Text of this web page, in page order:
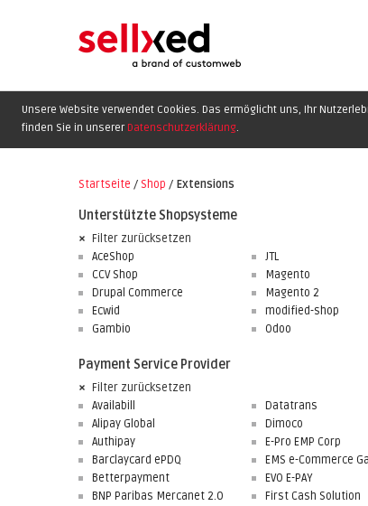
Unsere Website verwendet Cookies. Das ermöglicht uns, Ihr
finden Sie in unserer Datenschutzerklärung.
Startseite / Shop / Extensions
Unterstützte Shopsysteme
Filter zurücksetzen
AceShop
CCV Shop
Drupal Commerce
Ecwid
Gambio
JTL
Magento
Magento 2
modified-shop
Odoo
Payment Service Provider
Filter zurücksetzen
Availabill
Alipay Global
Authipay
Barclaycard ePDQ
Betterpayment
BNP Paribas Mercanet 2.0
Datatrans
Dimoco
E-Pro EMP Corp
EMS e-Commerce
EVO E-PAY
First Cash Solution